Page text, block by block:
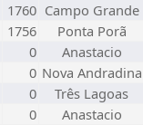
1760 Campo Grande
1756
Ponta Porã
0
Anastacio
0 Nova Andradina
0
Três Lagoas
0
Anastacio